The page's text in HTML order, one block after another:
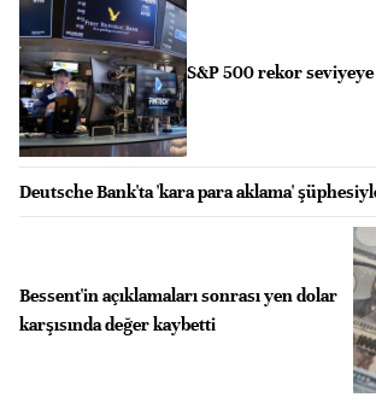
S&P 500 rekor
Deutsche Bank'ta 'kara para aklama'
Bessent'in açıklamaları sonrası yen dolar
karşısında değer kaybetti